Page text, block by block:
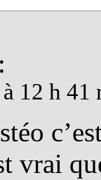
12 h 41
vrai